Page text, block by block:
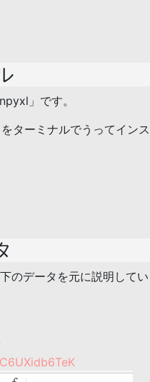
」です。
ターミナルでうってインス
のデータを元に説明してい